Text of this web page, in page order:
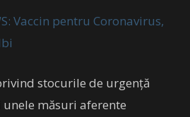
Vaccin pentru Coronavirus,
stocurile de urgență
măsuri aferente